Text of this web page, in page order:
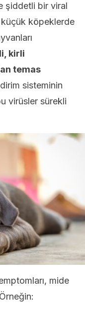
şiddetli bir viral
küçük köpeklerde
kirli
temas
sisteminin
virüsler sürekli
mide